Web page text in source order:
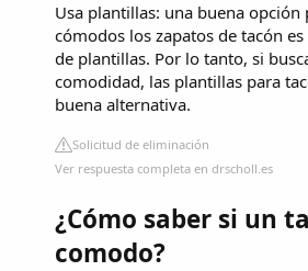
Usa plantillas: una buena opción
cómodos los zapatos de tacón
de plantillas. Por lo tanto, si
comodidad, las plantillas para
buena alternativa.
Solicitud de eliminación
Ver respuesta completa en drscholl.es
¿Cómo saber si un
comodo?